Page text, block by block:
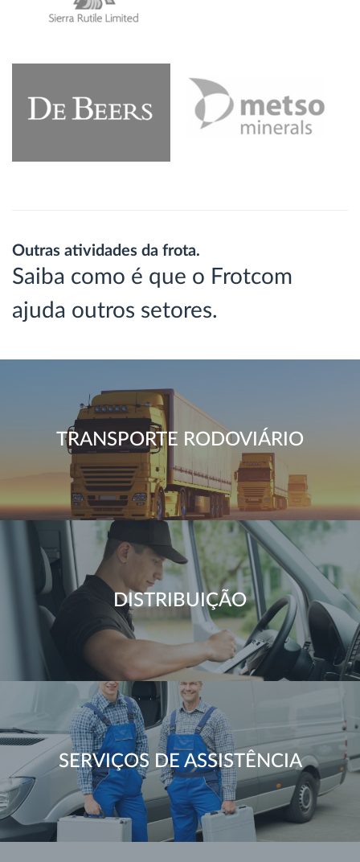
Outras atividades da frota.
Saiba como é que o Frotcom
ajuda outros setores.
TRANSPORTE RODOVIÁRIO
DISTRIBUIÇÃO
SERVIÇOS DE ASSISTÊNCIA